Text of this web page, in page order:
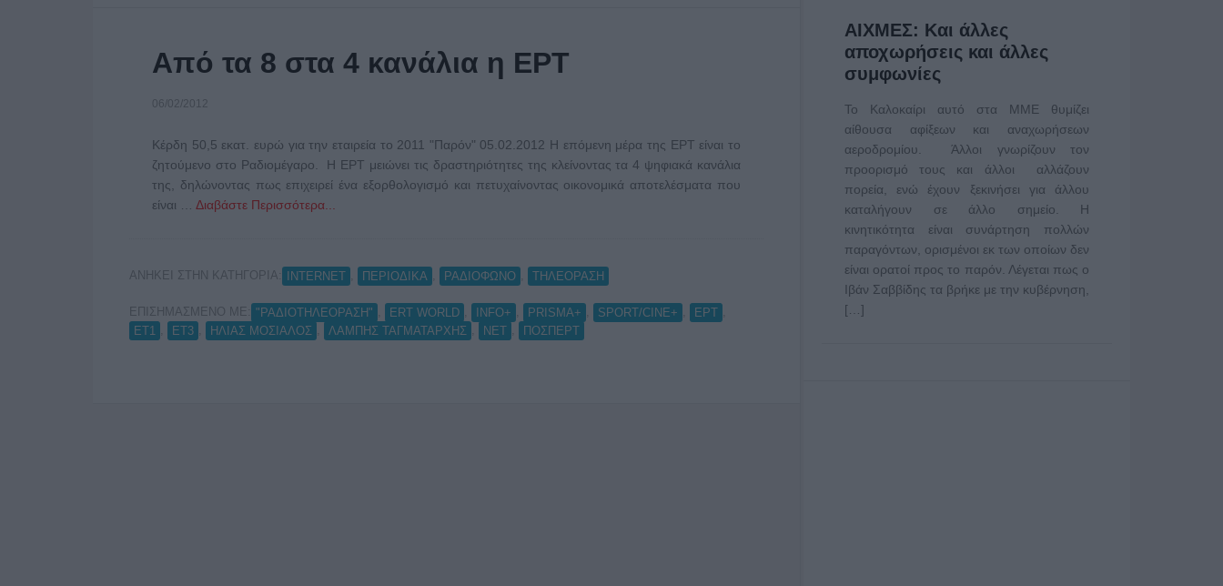
Από τα 8 στα 4 κανάλια η ΕΡΤ
06/02/2012
Κέρδη 50,5 εκατ. ευρώ για την εταιρεία το 2011 "Παρόν" 05.02.2012 Η επόμενη μέρα της ΕΡΤ είναι το
ζητούμενο στο Ραδιομέγαρο. Η ΕΡΤ μειώνει τις δραστηριότητες της κλείνοντας τα 4 ψηφιακά κανάλια
της, δηλώνοντας πως επιχειρεί ένα εξορθολογισμό και πετυχαίνοντας οικονομικά αποτελέσματα που
είναι … Διαβάστε Περισσότερα...
ΑΝΗΚΕΙ ΣΤΗΝ ΚΑΤΗΓΟΡΙΑ: INTERNET ΠΕΡΙΟΔΙΚΑ ΡΑΔΙΟΦΩΝΟ ΤΗΛΕΟΡΑΣΗ
ΕΠΙΣΗΜΑΣΜΕΝΟ ΜΕ: "ΡΑΔΙΟΤΗΛΕΟΡΑΣΗ" ERT WORLD INFO+ PRISMA+ SPORT/CINE+ ΕΡΤ
ΕΤ1
ΕΤ3 ΗΛΙΑΣ ΜΟΣΙΑΛΟΣ ΛΑΜΠΗΣ ΤΑΓΜΑΤΑΡΧΗΣ ΝΕΤ ΠΟΣΠΕΡΤ
ΑΙΧΜΕΣ: Και άλλες
αποχωρήσεις και άλλες
συμφωνίες
Το Καλοκαίρι αυτό στα ΜΜΕ θυμίζει
αίθουσα αφίξεων και αναχωρήσεων
αεροδρομίου. Άλλοι γνωρίζουν τον
προορισμό τους και άλλοι αλλάζουν
πορεία, ενώ έχουν ξεκινήσει για άλλου
καταλήγουν σε άλλο σημείο. Η
κινητικότητα είναι συνάρτηση πολλών
παραγόντων, ορισμένοι εκ των οποίων δεν
είναι ορατοί προς το παρόν. Λέγεται πως ο
Ιβάν Σαββίδης τα βρήκε με την κυβέρνηση,
[…]